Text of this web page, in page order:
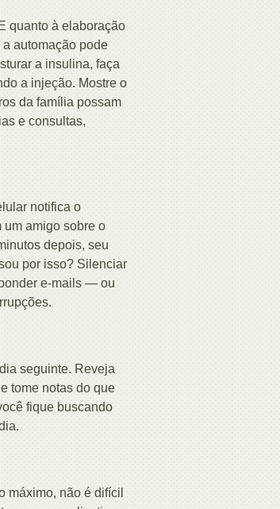
quanto à elaboração
automação pode
a insulina, faça
a injeção. Mostre o
da família possam
e consultas,
notifica o
um amigo sobre o
depois, seu
por isso? Silenciar
e-mails — ou
seguinte. Reveja
tome notas do que
fique buscando
máximo, não é difícil